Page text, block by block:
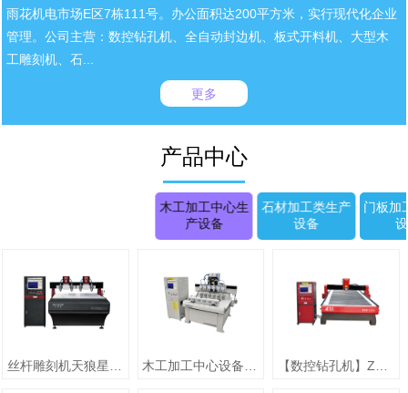
雨花机电市场E区7栋111号。办公面积达200平方米，实行现代化企业
管理。公司主营：数控钻孔机、全自动封边机、板式开料机、大型木
工雕刻机、石...
更多
产品中心
木工加工中心生
产设备
石材加工类生产
设备
门板加